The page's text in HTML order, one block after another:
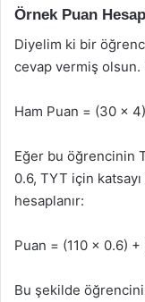
Örnek Puan
Diyelim ki bir
cevap vermiş olsun.
Ham Puan = (30 x
Eğer bu öğrencinin
0.6, TYT için
hesaplanır:
Puan = (110 x 0.6)
Bu şekilde